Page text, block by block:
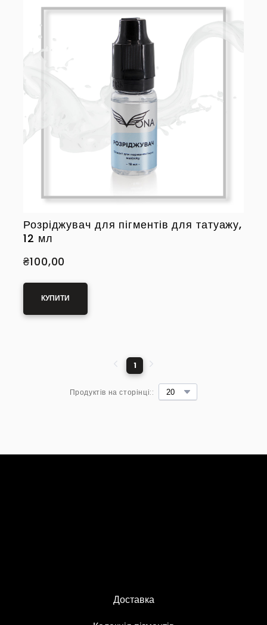
Розріджувач для пігментів для татуажу,
12 мл
₴100,00
КУПИТИ
Продуктів на сторінці::
1
Доставка